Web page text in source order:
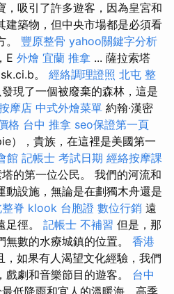
，吸引了許多遊客，因為皇宮和
建築物，但中央市場都是必須看
。 豐原整骨 yahoo關鍵字分析
E 外燴 宜蘭 推拿 ... 薩拉索塔
。 經絡調理證照 北屯 整
現了一個被廢棄的森林，這是
摩店 中式外燴菜單 約翰·漢密
格 台中 推拿 seo保證第一頁
），貴族，在這裡是美國第一
館 記帳士 考試日期 經絡按摩課
的第一位公民。 我們的河流和
動設施，無論是在劃獨木舟還是
脊 klook 台胞證 數位行銷 遠
足徑。 記帳士 不補習 但是，那
數的水療城鎮的位置。 香港
，如果有人渴望文化經驗，我們
劇和音樂節目的遊客。 台中
低降雨和宜人的溫暖海，高季